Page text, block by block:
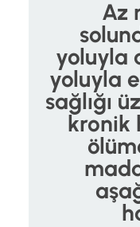
Az
yoluyla
yoluyla
sağlığı
kronik